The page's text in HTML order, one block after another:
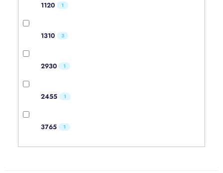
1120 1
1310 3
2930 1
2455 1
3765 1